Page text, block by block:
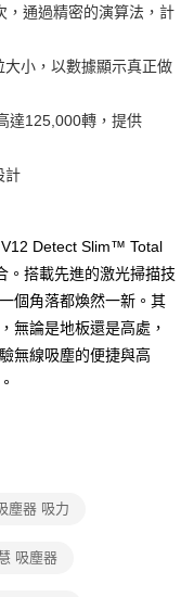
業銀行
台灣）商業銀行
際商業銀行
業銀行
台灣）商業銀行
，通過精密的演算法，計
小，以數據顯示真正做
達125,000轉，提供
計
Detect Slim™ Total
。搭載先進的激光掃描技
個角落都煥然一新。其
無論是地板還是高處，
無線吸塵的便捷與高
塵器 吸力
吸塵器